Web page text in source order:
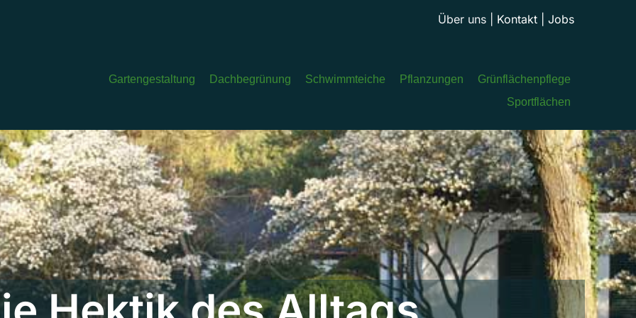
Über uns Kontakt |Jobs
Gartengestaltung Dachbegrünung Schwimmteiche Pflanzungen
Grünflächenpflege
Sportflächen